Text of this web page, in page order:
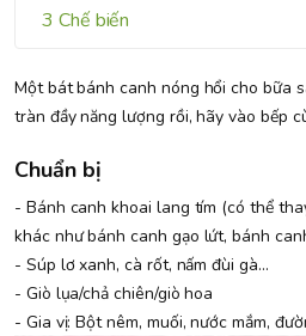
Chế biến
Một bát bánh canh nóng hổi cho bữa
tràn đầy năng lượng rồi, hãy vào bếp
Chuẩn bị
- Bánh canh khoai lang tím (có thể
khác như bánh canh gạo lứt, bánh
- Súp lơ xanh, cà rốt, nấm đùi gà…
- Giò lụa/chả chiên/giò hoa
- Gia vị: Bột nêm, muối, nước mắm,